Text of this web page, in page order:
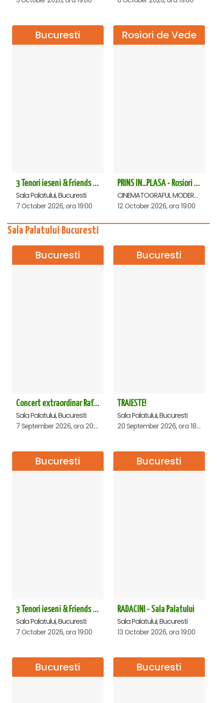
Bucuresti
3 Tenori ieseni & Friends - Sala Palatului
Sala Palatului, Bucuresti
7 October 2026, ora 19:00
Rosiori de Vede
PRINS IN...PLASA - Rosiori de Vede
CINEMATOGRAFUL MODERN, Rosiori de Vede
12 October 2026, ora 19:00
Sala Palatului Bucuresti
Bucuresti
Concert extraordinar Rafet El Roman - Sala Palatului
Sala Palatului, Bucuresti
7 September 2026, ora 20:00
Bucuresti
TRAIESTE!
Sala Palatului, Bucuresti
20 September 2026, ora 18:00
Bucuresti
3 Tenori ieseni & Friends - Sala Palatului
Sala Palatului, Bucuresti
7 October 2026, ora 19:00
Bucuresti
RADACINI - Sala Palatului
Sala Palatului, Bucuresti
13 October 2026, ora 19:00
Bucuresti Bucuresti